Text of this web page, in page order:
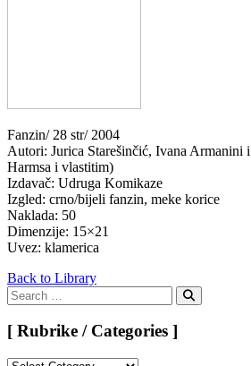
Fanzin/ 28 str/ 2004
Autori: Jurica Starešinčić, Ivana Armanini
Harmsa i vlastitim)
Izdavač: Udruga Komikaze
Izgled: crno/bijeli fanzin, meke korice
Naklada: 50
Dimenzije: 15×21
Uvez: klamerica
Back to Library
Search
for:
Search
[ Rubrike / Categories ]